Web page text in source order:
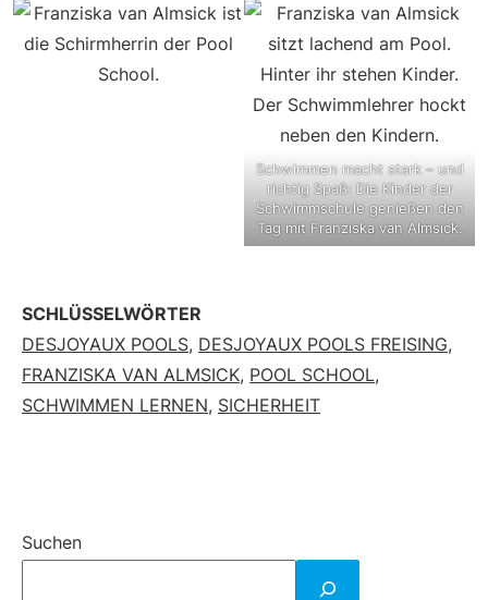
Schwimmen macht stark – und
richtig Spaß: Die Kinder der
Schwimmschule genießen den
Tag mit Franziska van Almsick.
SCHLÜSSELWÖRTER
DESJOYAUX POOLS, DESJOYAUX POOLS FREISING,
FRANZISKA VAN ALMSICK, POOL SCHOOL,
SCHWIMMEN LERNEN, SICHERHEIT
Suchen